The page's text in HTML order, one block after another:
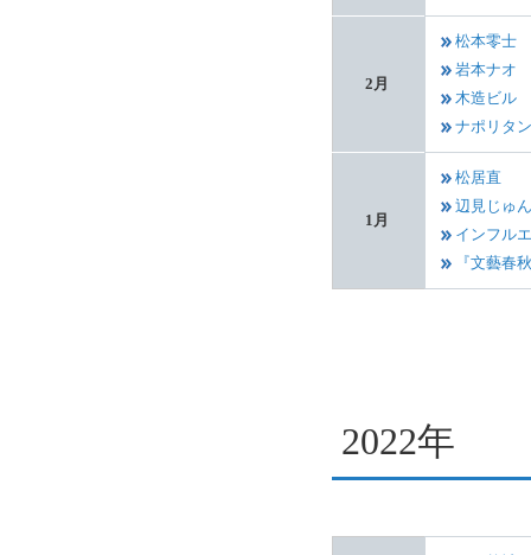
2月
松本零士
岩本ナオ
木造ビル
ナポリタン
1月
松居直
辺見じゅん
インフル
『文藝春
2022年